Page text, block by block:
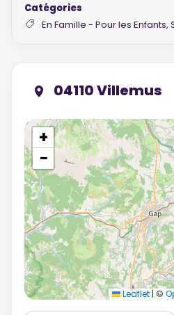
Catégories
En Famille - Pour les Enfants,
04110 Villemus
+
−
Leaflet | ©